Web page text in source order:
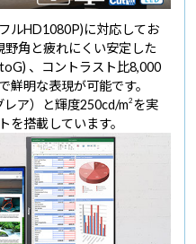
ルHD1080P)に対応してお
野角と疲れにくい安定した
、コントラスト比8,000
鮮明な表現が可能です。
ア）と輝度250cd/m2 を実
を搭載しています。